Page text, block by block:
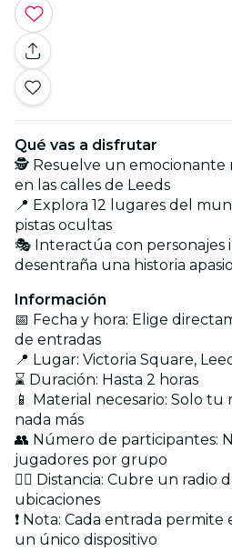
Qué vas a disfrutar
🕵️ Resuelve un emocionante
en las calles de Leeds
📍 Explora 12 lugares del
pistas ocultas
🎭 Interactúa con personajes
desentraña una historia
Información
📅 Fecha y hora: Elige
de entradas
📍 Lugar: Victoria Square,
⌛ Duración: Hasta 2 horas
📱 Material necesario: Solo tu
nada más
👥 Número de participantes:
jugadores por grupo
🚶‍♂️ Distancia: Cubre un radio
ubicaciones
❗ Nota: Cada entrada
un único dispositivo